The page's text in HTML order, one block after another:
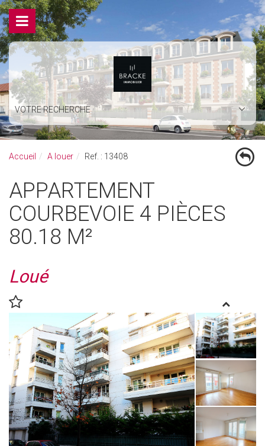
VOTRE RECHERCHE
Accueil A louer Ref. : 13408
APPARTEMENT
COURBEVOIE 4 PIÈCES
80.18 M²
Loué